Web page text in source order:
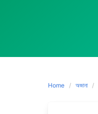
Home অজানা